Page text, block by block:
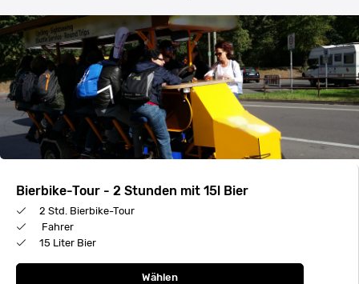
Bierbike-Tour - 2 Stunden mit 15l Bier
2 Std. Bierbike-Tour
Fahrer
15 Liter Bier
Wählen